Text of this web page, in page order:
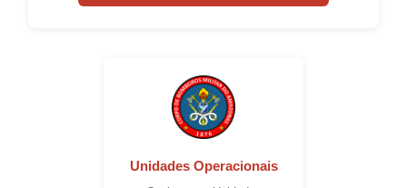
Unidades Operacionais